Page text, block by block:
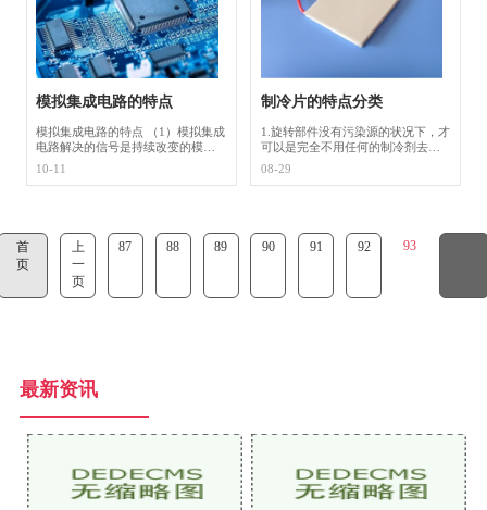
模拟集成电路的特点
模拟集成电路的特点 （1）模拟集成
电路解决的信号是持续改变的模拟
量电信号，除输出级外，电源电路
中的讯号脉冲信号值较小，因而內
10-11
制冷片的特点分类
1.旋转部件没有污染源的状况下，才
可以是完全不用任何的制冷剂去工
作，那么产生的旋转效果，如果没
有滑动部件，那将是一个固体件，
08-29
首
页
上
一
页
87 88 89 90 91 92 93
最新资讯